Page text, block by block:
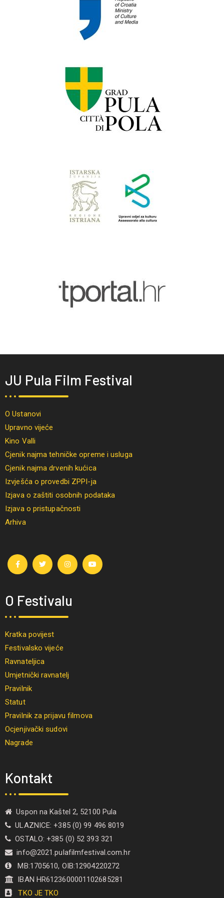
JU Pula Film Festival
O Ustanovi
Upravno vijeće
Kino Valli
Cjenik najma tehničke opreme i usluga
Cjenik najma drvenih kućica
Izvješća o provedbi ZPPI-ja
Izjava o zaštiti osobnih podataka
Izjava o pristupačnosti
Arhiva
O Festivalu
Kratka povijest
Festivalsko vijeće
Ravnateljica
Umjetnički ravnatelj
Pravilnik
Statut
Pravilnik za prijavu filmova
Ocjenjivački sudovi
Nagrade
Kontakt
Uspon na Kaštel 2, 52100 Pula
ULAZNICE: +385 (0) 99 496 8019
OSTALO: +385 (0) 52 393 321
info@2021.pulafilmfestival.com.hr
MB:1705610, OIB:12904220272
IBAN HR6123600001102685281
TKO JE TKO